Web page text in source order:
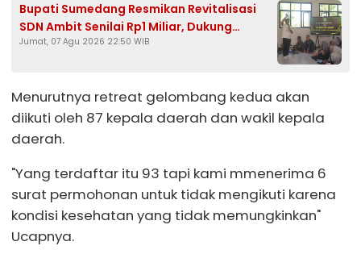
Bupati Sumedang Resmikan Revitalisasi
SDN Ambit Senilai Rp1 Miliar, Dukung
Program Presiden Prabowo
Jumat, 07 Agu 2026 22:50 WIB
Menurutnya retreat gelombang kedua akan
diikuti oleh 87 kepala daerah dan wakil kepala
daerah.
"Yang terdaftar itu 93 tapi kami mmenerima 6
surat permohonan untuk tidak mengikuti karena
kondisi kesehatan yang tidak memungkinkan"
Ucapnya.